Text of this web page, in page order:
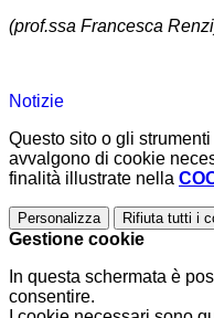
(prof.ssa Francesca
Notizie
Questo sito o gli
avvalgono di cookie
finalità illustrate nella
Personalizza Rifiuta tutti i
Gestione cookie
In questa schermata è
consentire.